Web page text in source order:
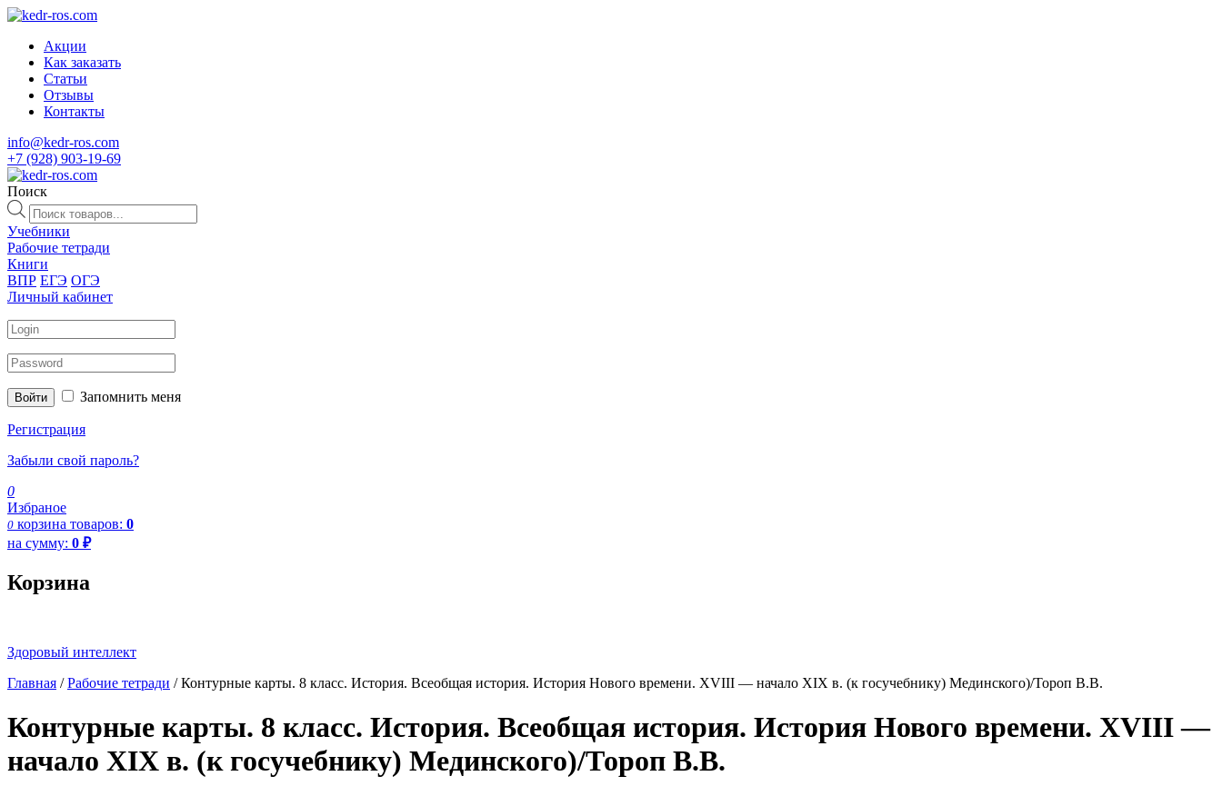
Акции
Как заказать
Статьи
Отзывы
Контакты
info@kedr-ros.com
+7 (928) 903-19-69
Поиск
Поиск
товаров
Учебники
Рабочие тетради
Книги
ВПР ЕГЭ ОГЭ
Личный кабинет
Войти Запомнить меня
Регистрация
Забыли свой пароль?
0
Избраное
0 корзина товаров: 0
на сумму: 0 ₽
Корзина
Здоровый интеллект
Главная /Рабочие тетради / Контурные карты. 8 класс. История. Всеобщая история. История Нового времени. XVIII — начало XIX в. (к госучебнику) Мединского)/Тороп В.В.
Контурные карты. 8 класс. История. Всеобщая история. История Нового времени. XVIII —
начало XIX в. (к госучебнику) Мединского)/Тороп В.В.